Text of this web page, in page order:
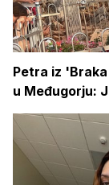
Petra iz
u Međugorju: